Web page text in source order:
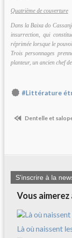
Quatrième de couverture
Dans la Baixa do
insurrection, qui
réprimée lorsque le
Trois personnages
planteur, un ancien chef
#Littérature
Dentelle et
S'inscrire à la
Vous aimerez
Là où naissent